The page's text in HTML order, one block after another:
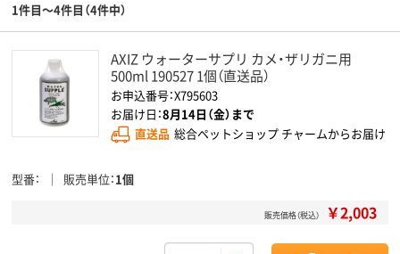
1件目～4件目（4件中）
AXIZ ウォーターサプリ カメ・ザリガニ用
500ml 190527 1個（直送品）
お申込番号：X795603
お届け日：8月14日（金）まで
直送品 総合ペットショップ チャームからお届け
型番 販売単位 1個
販売価格（税込） ￥2,003